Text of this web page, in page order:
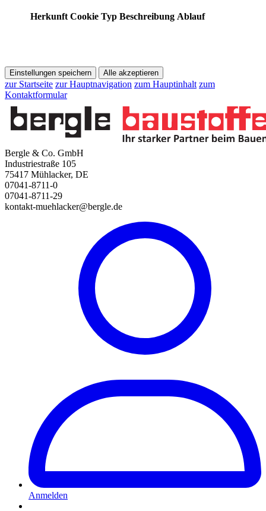
Herkunft Cookie Typ Beschreibung Ablauf
Einstellungen speichern Alle akzeptieren
zur Startseite zur Hauptnavigation zum Hauptinhalt zum
Kontaktformular
Bergle & Co. GmbH
Industriestraße 105
75417 Mühlacker, DE
07041-8711-0
07041-8711-29
kontakt-muehlacker@bergle.de
Anmelden